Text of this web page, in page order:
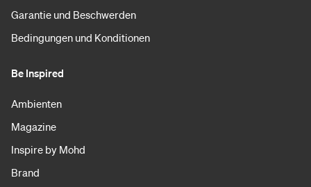
Garantie und Beschwerden
Bedingungen und Konditionen
Be Inspired
Ambienten
Magazine
Inspire by Mohd
Brand